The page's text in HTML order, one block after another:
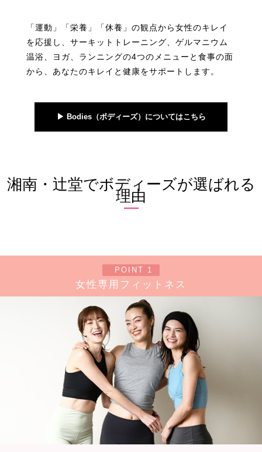
「運動」「栄養」「休養」の観点から女性のキレイ
を応援し、サーキットトレーニング、ゲルマニウム
温浴、ヨガ、ランニングの4つのメニューと食事の面
から、あなたのキレイと健康をサポートします。
▶︎ Bodies（ボディーズ）についてはこちら
湘南・辻堂でボディーズが選ばれる
理由
POINT 1
女性専用フィットネス